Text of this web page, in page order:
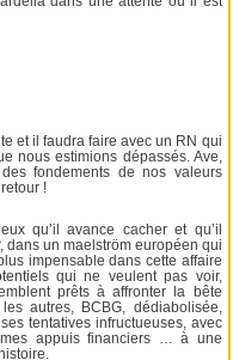
et il faudra faire avec un RN qui
nous estimions dépassés. Ave,
fondements de nos valeurs
!
qu’il avance cacher et qu’il
dans un maelström européen qui
impensable dans cette affaire
qui ne veulent pas voir,
prêts à affronter la bête
autres, BCBG, dédiabolisée,
tentatives infructueuses, avec
appuis financiers … à une